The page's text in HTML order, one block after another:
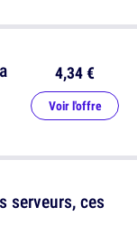
serveurs, ces
4,34 €
Voir l'offre